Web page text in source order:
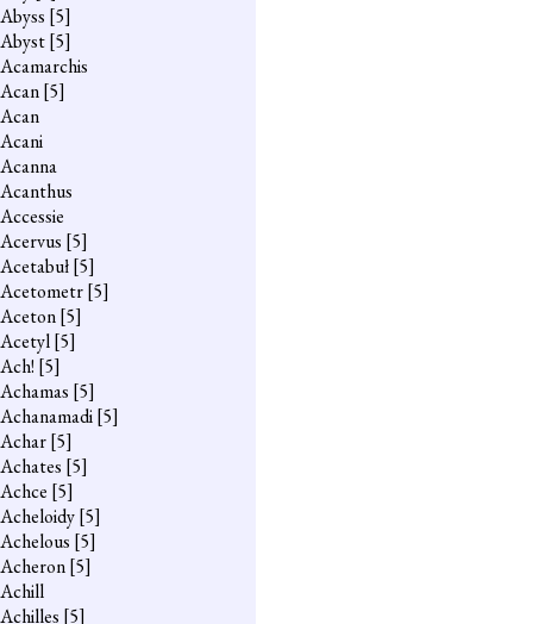
Abyss [5]
Abyst[5]
Acamarchis
Acan[5]
Acan
Acani
Acanna
Acanthus
Accessie
Acervus [5]
Acetabuł[5]
Acetometr[5]
Aceton[5]
Acetyl[5]
Ach! [5]
Achamas [5]
Achanamadi[5]
Achar[5]
Achates [5]
Achce [5]
Acheloidy[5]
Achelous [5]
Acheron[5]
Achill
Achilles [5]